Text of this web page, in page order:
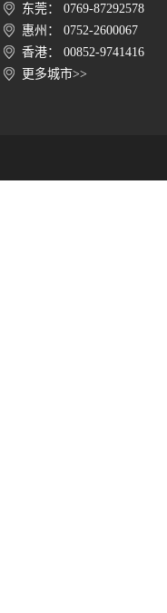
东莞： 0769-87292578
惠州： 0752-2600067
香港： 00852-9741416
更多城市>>